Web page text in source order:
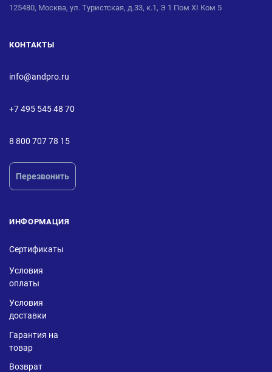
125480, Москва, ул. Туристская, д.33, к.1, Э 1 Пом XI Ком 5
КОНТАКТЫ
info@andpro.ru
+7 495 545 48 70
8 800 707 78 15
Перезвонить
ИНФОРМАЦИЯ
Сертификаты
Условия
оплаты
Условия
доставки
Гарантия на
товар
Возврат